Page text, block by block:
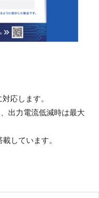
応します。
出力電流低減時は最大
しています。